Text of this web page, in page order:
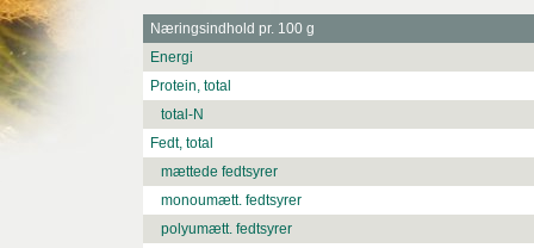
Næringsindhold pr. 100 g
Energi
Protein, total
total-N
Fedt, total
mættede fedtsyrer
monoumætt. fedtsyrer
polyumætt. fedtsyrer